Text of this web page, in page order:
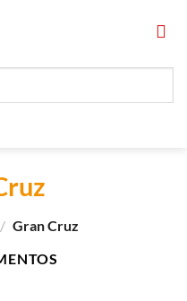
/ Gran Cruz